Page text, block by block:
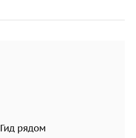
Гид рядом